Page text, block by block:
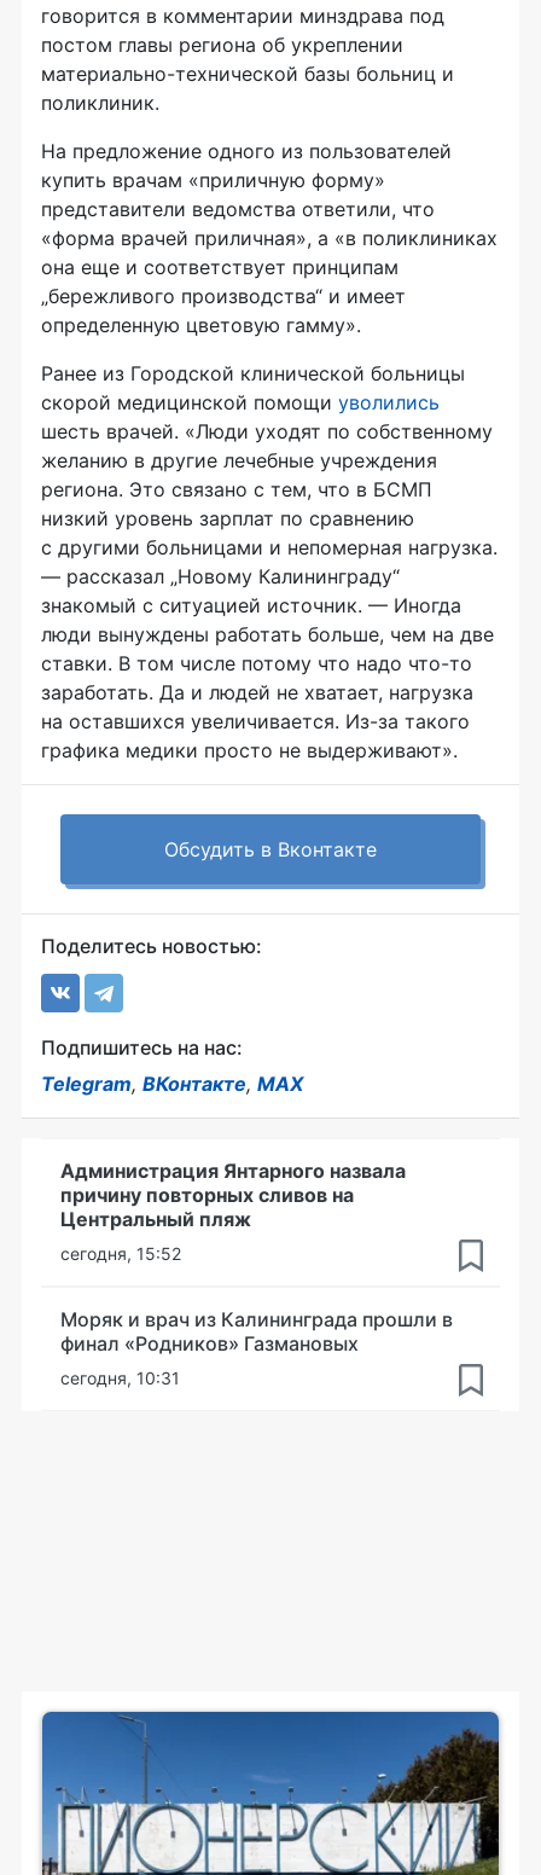
говорится в комментарии минздрава под
постом главы региона об укреплении
материально-технической базы больниц и
поликлиник.
На предложение одного из пользователей
купить врачам «приличную форму»
представители ведомства ответили, что
«форма врачей приличная», а «в поликлиниках
она еще и соответствует принципам
„бережливого производства“ и имеет
определенную цветовую гамму».
Ранее из Городской клинической больницы
скорой медицинской помощи уволились
шесть врачей. «Люди уходят по собственному
желанию в другие лечебные учреждения
региона. Это связано с тем, что в БСМП
низкий уровень зарплат по сравнению
с другими больницами и непомерная нагрузка.
— рассказал „Новому Калининграду“
знакомый с ситуацией источник. — Иногда
люди вынуждены работать больше, чем на две
ставки. В том числе потому что надо что-то
заработать. Да и людей не хватает, нагрузка
на оставшихся увеличивается. Из-за такого
графика медики просто не выдерживают».
Обсудить в Вконтакте
Поделитесь новостью:
Подпишитесь на нас:
Telegram, ВКонтакте, MAX
Администрация Янтарного назвала
причину повторных сливов на
Центральный пляж
сегодня, 15:52
Моряк и врач из Калининграда прошли в
финал «Родников» Газмановых
сегодня, 10:31